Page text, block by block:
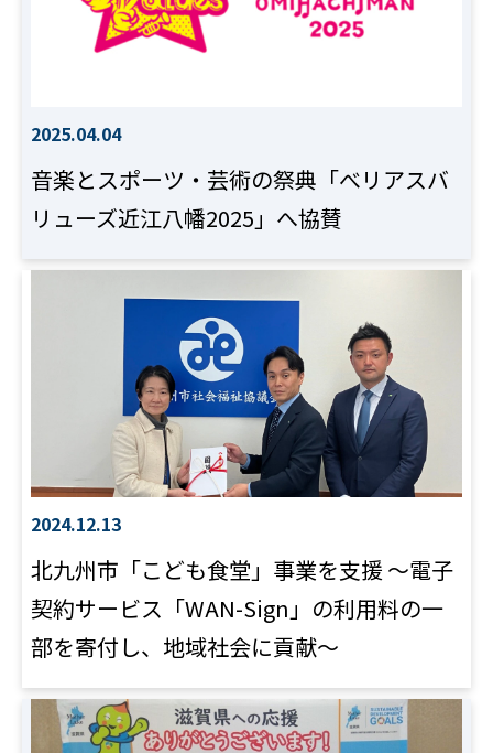
2025.04.04
音楽とスポーツ・芸術の祭典「べリアスバ
リューズ近江八幡2025」へ協賛
2024.12.13
北九州市「こども食堂」事業を支援 ～電子
契約サービス「WAN-Sign」の利用料の一
部を寄付し、地域社会に貢献～